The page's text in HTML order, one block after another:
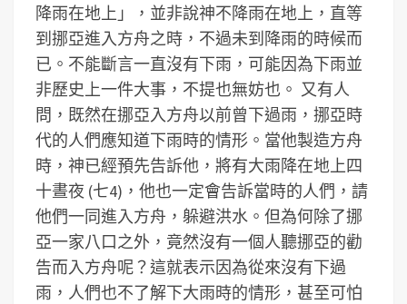
降雨在地上」，並非說神不降雨在地上，直等
到挪亞進入方舟之時，不過未到降雨的時候而
已。不能斷言一直沒有下雨，可能因為下雨並
非歷史上一件大事，不提也無妨也。 又有人
問，既然在挪亞入方舟以前曾下過雨，挪亞時
代的人們應知道下雨時的情形。當他製造方舟
時，神已經預先告訴他，將有大雨降在地上四
十晝夜 (七4)，他也一定會告訴當時的人們，請
他們一同進入方舟，躲避洪水。但為何除了挪
亞一家八口之外，竟然沒有一個人聽挪亞的勸
告而入方舟呢？這就表示因為從來沒有下過
雨，人們也不了解下大雨時的情形，甚至可怕